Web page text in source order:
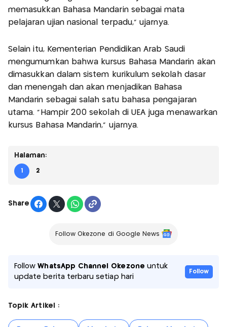
memasukkan Bahasa Mandarin sebagai mata
pelajaran ujian nasional terpadu," ujarnya.
Selain itu, Kementerian Pendidikan Arab Saudi
mengumumkan bahwa kursus Bahasa Mandarin akan
dimasukkan dalam sistem kurikulum sekolah dasar
dan menengah dan akan menjadikan Bahasa
Mandarin sebagai salah satu bahasa pengajaran
utama. "Hampir 200 sekolah di UEA juga menawarkan
kursus Bahasa Mandarin," ujarnya.
Halaman:
1 2
Share
Follow Okezone di Google News
FollowWhatsApp Channel Okezone untuk
update berita terbaru setiap hari
Follow
Topik Artikel :